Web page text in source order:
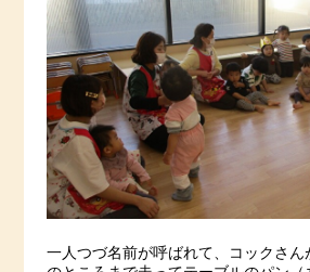
一人つづ名前が呼ばれて、コックさん